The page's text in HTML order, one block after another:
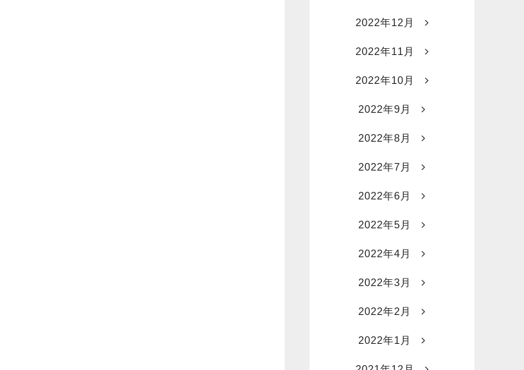
2022年12月
2022年11月
2022年10月
2022年9月
2022年8月
2022年7月
2022年6月
2022年5月
2022年4月
2022年3月
2022年2月
2022年1月